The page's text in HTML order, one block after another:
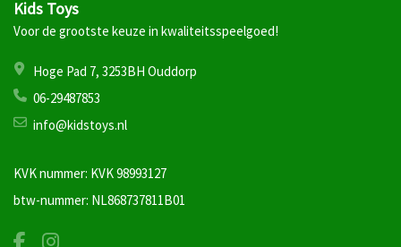
Kids Toys
Voor de grootste keuze in kwaliteitsspeelgoed!
Hoge Pad 7, 3253BH Ouddorp
06-29487853
info@kidstoys.nl
KVK nummer: KVK 98993127
btw-nummer: NL868737811B01